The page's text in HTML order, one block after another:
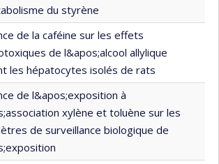
du styrène
de la caféine sur les effets
de l&apos;alcool allylique
les hépatocytes isolés de rats
de l&apos;exposition à
xylène et toluène sur les
de surveillance biologique de